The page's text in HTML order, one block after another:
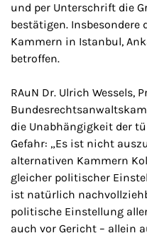
und per Unterschrift die
bestätigen.
Kammern in Istanbul,
betroffen.
RAuN Dr. Ulrich Wessels,
die Unabhängigkeit der
Gefahr: „Es ist nicht
alternativen Kammern
gleicher politischer
ist natürlich
politische Einstellung
auch vor Gericht – allein